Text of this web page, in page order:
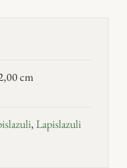
cm
,Lapislazuli